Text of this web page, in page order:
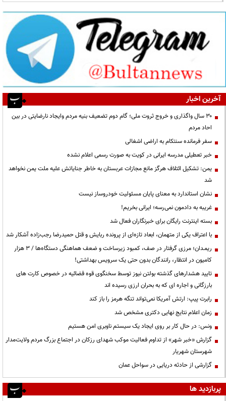
آخرین اخبار
۳۰ سال واگذاری و خروج ثروت ملی؛ گام دوم تضعیف بنیه مردم وایجاد نارضایتی در بین
احاد مردم
سفر فرمانده سنتکام به اراضی اشغالی
خبر تعطیلی مدرسه ایرانی در کویت به صورت رسمی اعلام نشده
یمن: تشکیل ائتلاف هرگز مانع مجازات عربستان به خاطر جنایاتش علیه ملت یمن نخواهد
شد
نشان استاندارد به معنای پایان مسئولیت خودروساز نیست
غریبه به دادمون نمی‌رسه؛ ایرانی بخریم!
بسته اینترنت رایگان برای خبرنگاران فعال شد
با اعتراف یکی از متهمان، ابعاد تازه‌ای از پرونده ربایش و قتل حمیدرضا رجب‌زاده آشکار شد
ریمـدان؛ مرزی گرفتار در صف، کمبود زیرساخت و ضعف هماهنگی دستگاه‌ها / ۳ هزار
کامیون در انتظار، رانندگان بدون حتی یک سرویس بهداشتی!
تایید هشدارهای گذشته بولتن نیوز توسط سخنگوی قوه قضائیه در خصوص کارت های
بارزگانی و اجاره ای که به بحران ارزی رسیده اند
رابرت پیپ: ارتش آمریکا نمی‌تواند تنگه هرمز را باز کند
زمان اعلام نتایج نهایی دکتری مشخص شد
ونس: در حال کار بر روی ایجاد یک سیستم ناوبری امن هستیم
گزارش «خبر شهر» از تداوم فعالیت موکب شهدای رزکان در اجتماع بزرگ مردم ولایت‌مدار
شهرستان شهریار
گزارشی از حادثه دریایی در سواحل عمان
پربازدید ها